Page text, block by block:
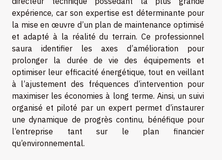
expérience, car son expertise est déterminante pour
la mise en œuvre d’un plan de maintenance optimisé
et adapté à la réalité du terrain. Ce professionnel
saura identifier les axes d’amélioration pour
prolonger la durée de vie des équipements et
optimiser leur efficacité énergétique, tout en veillant
à l’ajustement des fréquences d’intervention pour
maximiser les économies à long terme. Ainsi, un suivi
organisé et piloté par un expert permet d’instaurer
une dynamique de progrès continu, bénéfique pour
l’entreprise tant sur le plan financier
qu’environnemental.